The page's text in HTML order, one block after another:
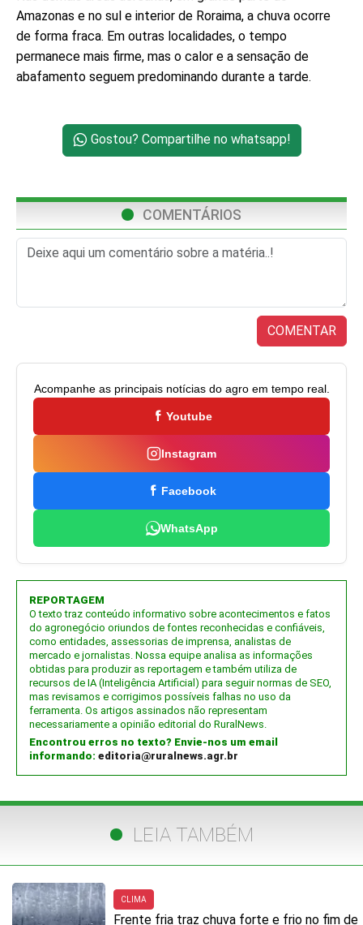
Amazonas e no sul e interior de Roraima, a chuva ocorre
de forma fraca. Em outras localidades, o tempo
permanece mais firme, mas o calor e a sensação de
abafamento seguem predominando durante a tarde.
Gostou? Compartilhe no whatsapp!
COMENTÁRIOS
COMENTAR
Acompanhe as principais notícias do agro em tempo real.
Youtube
Instagram
Facebook
WhatsApp
REPORTAGEM
O texto traz conteúdo informativo sobre acontecimentos e fatos
do agronegócio oriundos de fontes reconhecidas e confiáveis,
como entidades, assessorias de imprensa, analistas de
mercado e jornalistas. Nossa equipe analisa as informações
obtidas para produzir as reportagem e também utiliza de
recursos de IA (Inteligência Artificial) para seguir normas de SEO,
mas revisamos e corrigimos possíveis falhas no uso da
ferramenta. Os artigos assinados não representam
necessariamente a opinião editorial do RuralNews.
Encontrou erros no texto? Envie-nos um email
informando: editoria@ruralnews.agr.br
LEIA TAMBÉM
CLIMA
Frente fria traz chuva forte e frio no fim de